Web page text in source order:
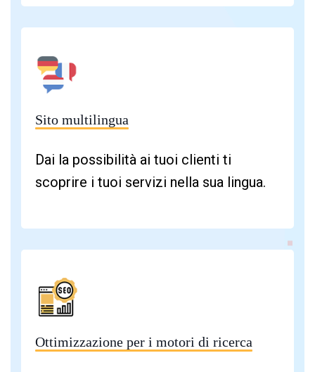
Sito multilingua
Dai la possibilità ai tuoi clienti ti
scoprire i tuoi servizi nella sua lingua.
Ottimizzazione per i motori di ricerca